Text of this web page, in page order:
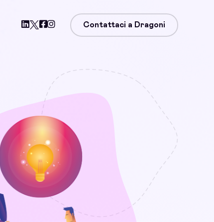
Contattaci a Dragoni